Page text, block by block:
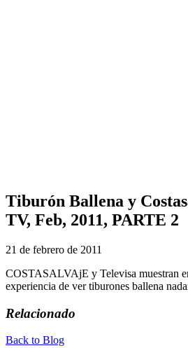
Tiburón Ballena y
TV, Feb, 2011, PARTE 2
21 de febrero de 2011
COSTASALVAjE y Televisa muestran
experiencia de ver tiburones ballena
Relacionado
Back to Blog